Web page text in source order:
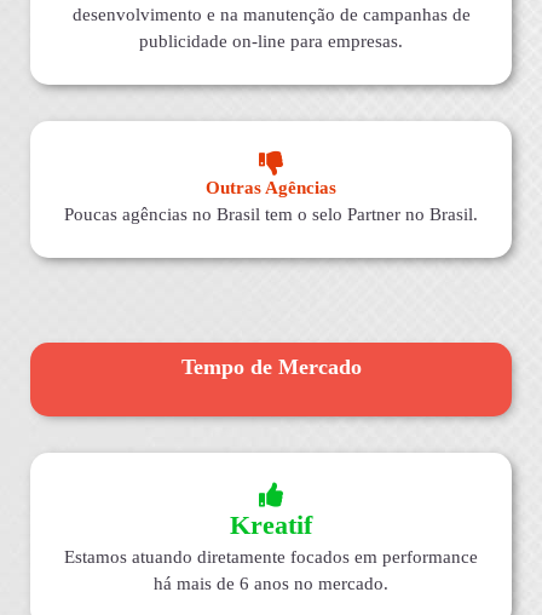
desenvolvimento e na manutenção de campanhas de
publicidade on-line para empresas.
Outras Agências
Poucas agências no Brasil tem o selo Partner no Brasil.
Tempo de Mercado
Kreatif
Estamos atuando diretamente focados em performance
há mais de 6 anos no mercado.